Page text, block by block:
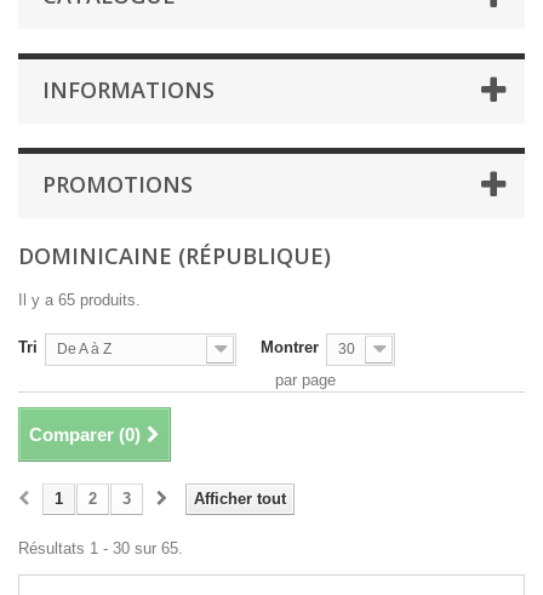
INFORMATIONS
PROMOTIONS
DOMINICAINE (RÉPUBLIQUE)
Il y a 65 produits.
Tri De A à Z Montrer 30
par page
Comparer (0)
Afficher tout
1 2 3
Résultats 1 - 30 sur 65.